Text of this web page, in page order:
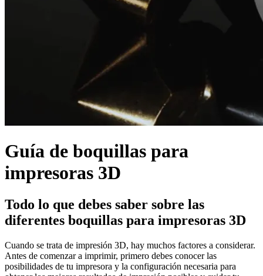
Guía de boquillas para
impresoras 3D
Todo lo que debes saber sobre las
diferentes boquillas para impresoras 3D
Cuando se trata de impresión 3D, hay muchos factores a considerar.
Antes de comenzar a imprimir, primero debes conocer las
posibilidades de tu impresora y la configuración necesaria para